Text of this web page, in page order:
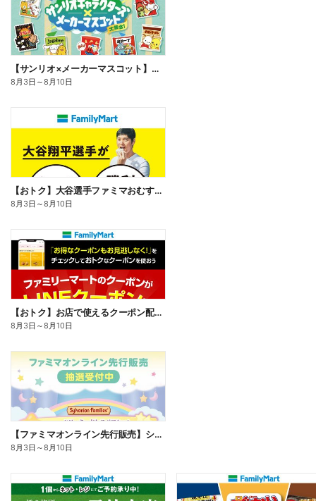
【サンリオ×メーカーマスコット】オリジナルグッズ貰える!
8月3日 ～8月10日
【おトク】大谷選手ファミマおむすび割
8月3日 ～8月10日
【おトク】お店で使えるクーポン配信中
8月3日 ～8月10日
【ファミマオンライン先行販売】シルバニアファミリー
8月3日 ～8月10日